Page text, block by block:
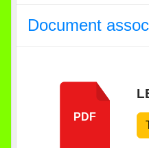
Document
PDF